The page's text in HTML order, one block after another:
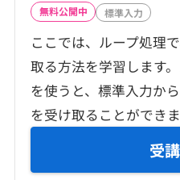
無料公開中 標準入力
ここでは、ループ処理
取る方法を学習します
を使うと、標準入力か
を受け取ることができま
受